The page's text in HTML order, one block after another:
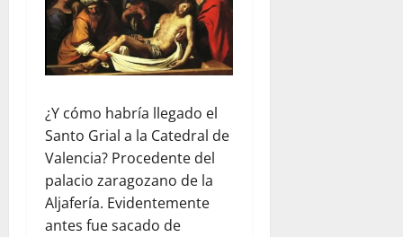
¿Y cómo habría llegado el
Santo Grial a la Catedral de
Valencia? Procedente del
palacio zaragozano de la
Aljafería. Evidentemente
antes fue sacado de